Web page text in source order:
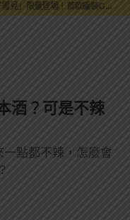
三得利六ROKU琴酒旬系列「柚子雪見」限量登場！首款罐裝GIN SODA 10月同步上市
烈酒產業再次迎來重磅利多
酒？可是不辣
點都不辣，怎麼會